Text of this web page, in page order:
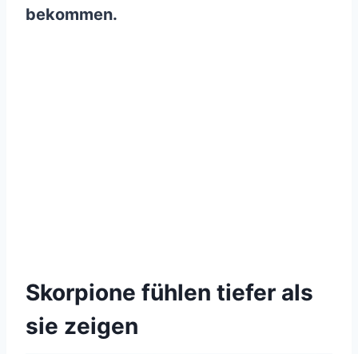
bekommen.
Skorpione fühlen tiefer als
sie zeigen